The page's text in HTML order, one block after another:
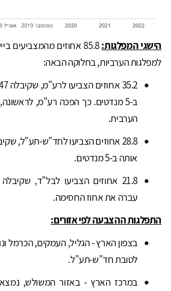
הישגי המפלגות:
85.8 אחוזים מהמצביעים
למפלגות הערביות, בחלוקה הבאה:
ב-5 מנדטים. כך הפכה רע"מ,
הערבית.
אותה ב-5 מנדטים.
עברה את אחוז החסימה.
התפלגות ההצבעה לפי אזורים:
בצפון הארץ - הגליל, העמקים, הכרמל
לטובת חד"ש-תע"ל.
במרכז הארץ - באזור המשולש,